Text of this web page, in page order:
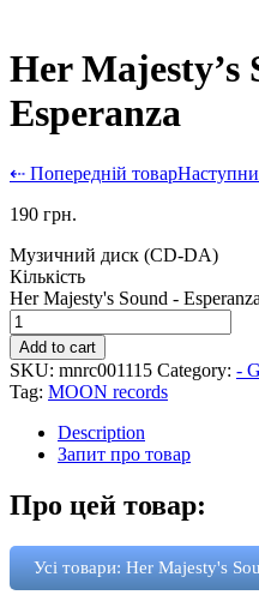
Her Majesty’s
Esperanza
⇠ Попередній товар
190 грн.
Музичний диск (CD-DA)
Кількість
Her Majesty's Sound -
Add to cart
SKU: mnrc001115 Category: -
Tag: MOON records
Description
Запит про товар
Про цей товар:
Усі товари: Her Majesty's